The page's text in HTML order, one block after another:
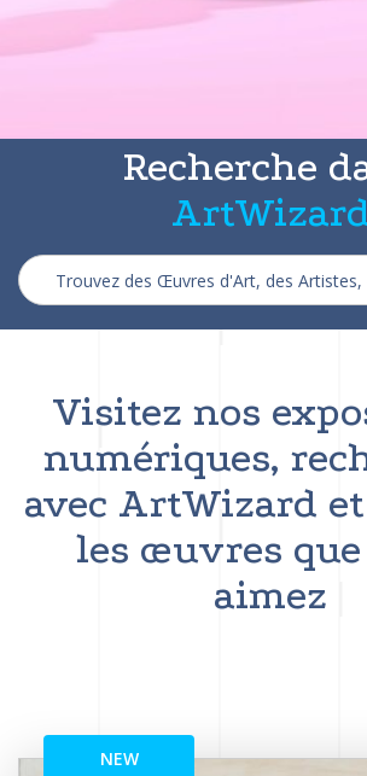
Recherche
Visitez nos
numériques,
avec ArtWizard
les œuvres
aimez
NEW